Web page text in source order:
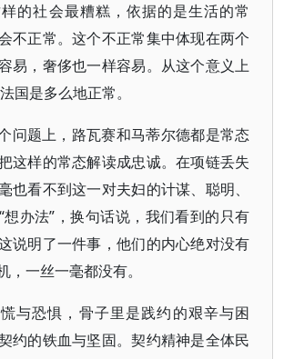
的社会最糟糕，依据的是生活的常
不正常。这个不正常集中体现在两个
易，奢侈也一样容易。从这个意义上
国是多么地正常。
问题上，路瓦赛和马蒂尔德都是常态
这样的常态解读成忠诚。在项链丢失
也看不到这一对夫妇的计谋、聪明、
想办法”，换句话说，我们看到的只有
说明了一件事，他们的内心绝对没有
，一丝一毫都没有。
与恐惧，骨子里是践约的艰辛与困
约的铁血与坚固。契约精神是全体民